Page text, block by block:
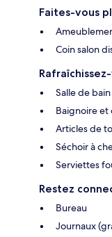
Faites-vous
Coin salon
Salle de
Baignoire et
Articles de
Séchoir à
Serviettes
Restez
Bureau
Journaux